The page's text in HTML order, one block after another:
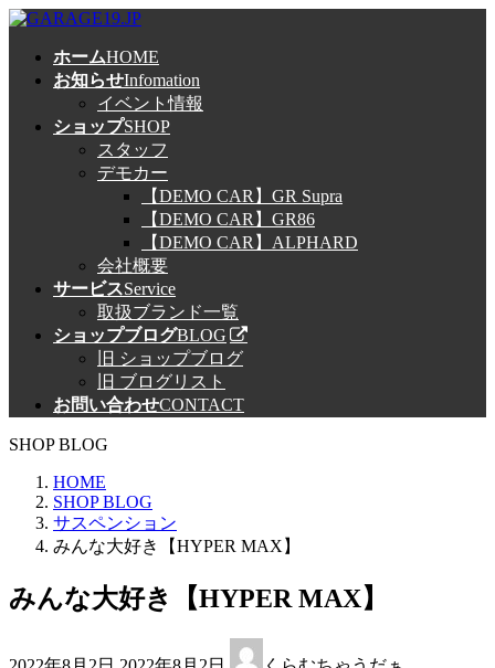
コ
ナ
ホームHOME
お知らせInfomation
イベント情報
ショップSHOP
スタッフ
デモカー
【DEMO CAR】GR Supra
【DEMO CAR】GR86
【DEMO CAR】ALPHARD
会社概要
サービスService
取扱ブランド一覧
ショップブログBLOG
旧 ショップブログ
旧 ブログリスト
お問い合わせCONTACT
SHOP BLOG
HOME
SHOP BLOG
サスペンション
みんな大好き【HYPER MAX】
みんな大好き【HYPER MAX】